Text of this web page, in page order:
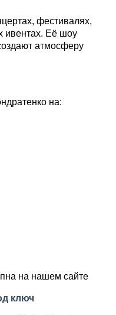
фестивалях,
ивентах. Её шоу
атмосферу
на:
на нашем сайте
ключ